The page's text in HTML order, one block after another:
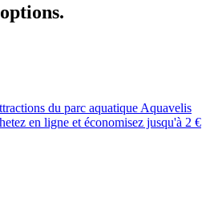
.
du parc aquatique Aquavelis
en ligne et économisez jusqu'à 2 €